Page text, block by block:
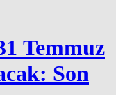
Temmuz
Son